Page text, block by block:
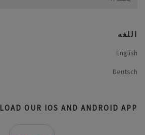
اللغه
English
Deutsch
OUR IOS AND ANDROID APP